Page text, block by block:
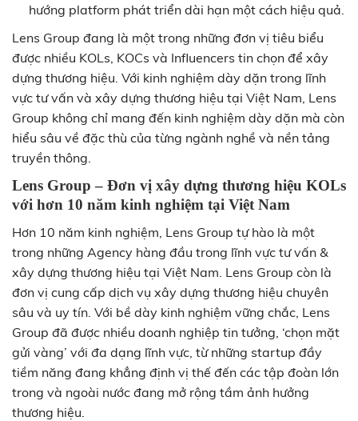
hướng platform phát triển dài hạn một cách hiệu quả.
Lens Group đang là một trong những đơn vị tiêu biểu
được nhiều KOLs, KOCs và Influencers tin chọn để xây
dựng thương hiệu. Với kinh nghiệm dày dặn trong lĩnh
vực tư vấn và xây dựng thương hiệu tại Việt Nam, Lens
Group không chỉ mang đến kinh nghiệm dày dặn mà còn
hiểu sâu về đặc thù của từng ngành nghề và nền tảng
truyền thông.
Lens Group – Đơn vị xây dựng thương hiệu KOLs
với hơn 10 năm kinh nghiệm tại Việt Nam
Hơn 10 năm kinh nghiệm, Lens Group tự hào là một
trong những Agency hàng đầu trong lĩnh vực tư vấn &
xây dựng thương hiệu tại Việt Nam. Lens Group còn là
đơn vị cung cấp dịch vụ xây dựng thương hiệu chuyên
sâu và uy tín. Với bề dày kinh nghiệm vững chắc, Lens
Group đã được nhiều doanh nghiệp tin tưởng, ‘chọn mặt
gửi vàng’ với đa dạng lĩnh vực, từ những startup đầy
tiềm năng đang khẳng định vị thế đến các tập đoàn lớn
trong và ngoài nước đang mở rộng tầm ảnh hưởng
thương hiệu.